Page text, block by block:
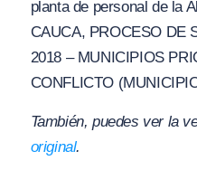
planta de personal de la
CAUCA, PROCESO DE
2018 – MUNICIPIOS
CONFLICTO
También, puedes ver la
original.